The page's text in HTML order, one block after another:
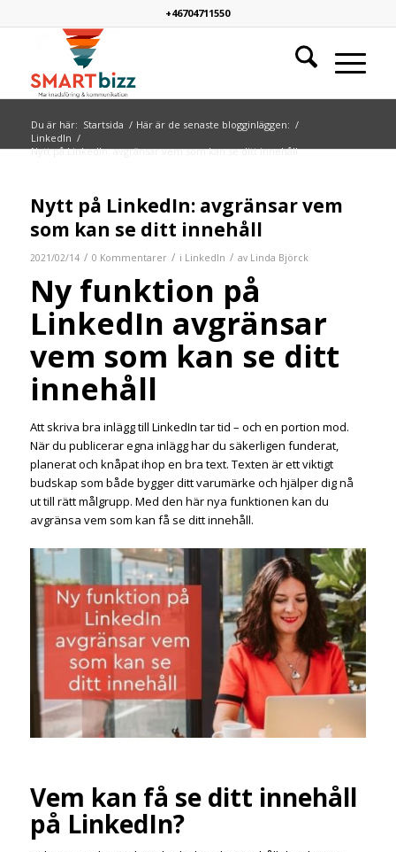
+46704711550
Du är här: Startsida / Här är de senaste blogginläggen: /
LinkedIn /
Nytt på LinkedIn: avgränsar vem som kan se ditt innehåll
Nytt på LinkedIn: avgränsar vem
som kan se ditt innehåll
2021/02/14 / 0 Kommentarer / i LinkedIn / av Linda Björck
Ny funktion på
LinkedIn avgränsar
vem som kan se ditt
innehåll
Att skriva bra inlägg till LinkedIn tar tid – och en portion mod.
När du publicerar egna inlägg har du säkerligen funderat,
planerat och knåpat ihop en bra text. Texten är ett viktigt
budskap som både bygger ditt varumärke och hjälper dig nå
ut till rätt målgrupp. Med den här nya funktionen kan du
avgränsa vem som kan få se ditt innehåll.
Vem kan få se ditt innehåll
på LinkedIn?